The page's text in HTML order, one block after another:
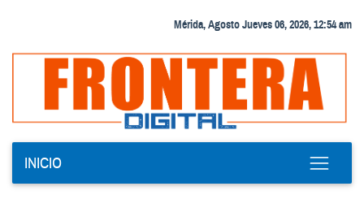
Mérida, Agosto Jueves 06, 2026, 12:54 am
INICIO